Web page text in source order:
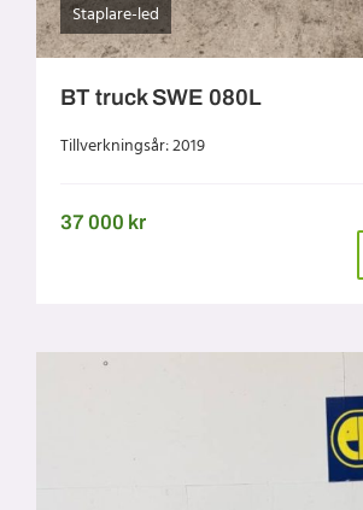
Staplare-led
BT truck SWE 080L
Tillverkningsår: 2019
37 000 kr